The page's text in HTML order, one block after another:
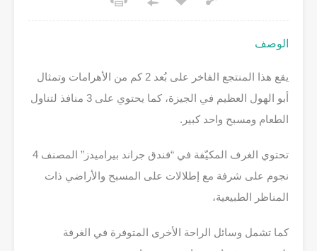
الوصف
يقع هذا المنتجع الفاخر على بُعد 2 كم من الأهرامات وتمثال
أبو الهول العظيم في الجيزة، كما يحتوي على 3 منافذ لتناول
الطعام ومسبح واحد كبير.
تحتوي الغرف المكيّفة في “فندق جراند بيراميدز” المصنف 4
نجوم على شرفة مع إطلالات على المسبح والأراضي ذات
المناظر الطبيعية،
كما تشمل وسائل الراحة الأخرى المتوفرة في الغرفة